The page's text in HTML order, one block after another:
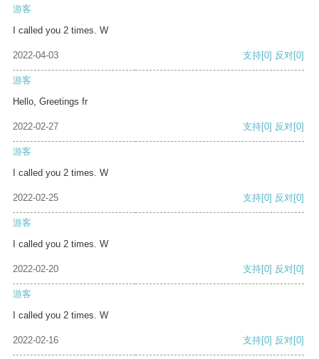
游客
I called you 2 times. W
2022-04-03 支持[0] 反对[0]
游客
Hello, Greetings fr
2022-02-27 支持[0] 反对[0]
游客
I called you 2 times. W
2022-02-25 支持[0] 反对[0]
游客
I called you 2 times. W
2022-02-20 支持[0] 反对[0]
游客
I called you 2 times. W
2022-02-16 支持[0] 反对[0]